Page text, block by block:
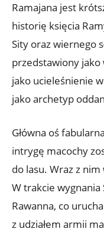
Ramajana jest
historię księcia
Sity oraz wiernego
przedstawiony jako
jako ucieleśnienie
jako archetyp
Główna oś
intrygę macochy
do lasu. Wraz z
W trakcie
Rawanna, co
z udziałem armii